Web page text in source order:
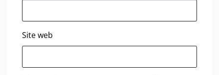
Site web